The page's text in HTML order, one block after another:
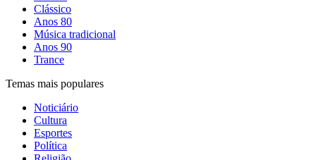
Clássico
Anos 80
Música tradicional
Anos 90
Trance
Temas mais populares
Noticiário
Cultura
Esportes
Política